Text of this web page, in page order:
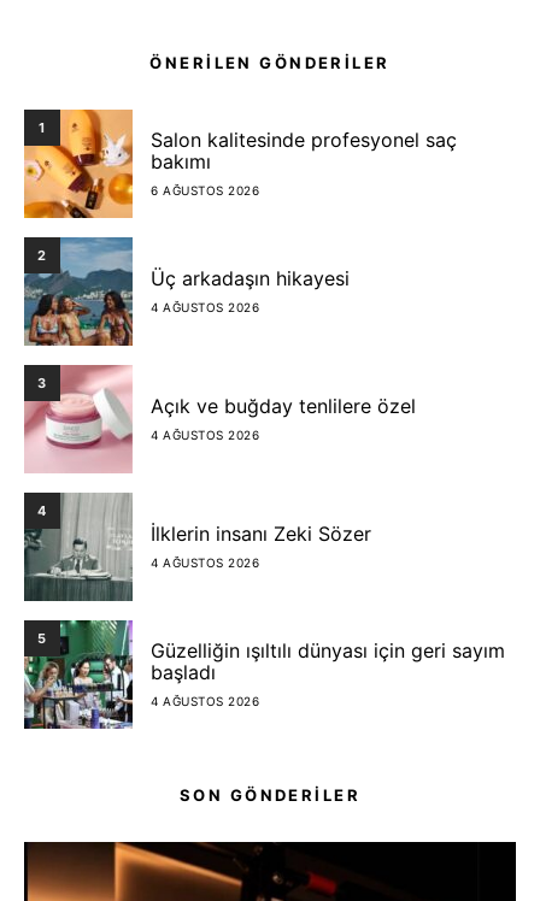
ÖNERİLEN GÖNDERİLER
1
Salon kalitesinde profesyonel saç
bakımı
6 AĞUSTOS 2026
2
Üç arkadaşın hikayesi
4 AĞUSTOS 2026
3
Açık ve buğday tenlilere özel
4 AĞUSTOS 2026
4
İlklerin insanı Zeki Sözer
4 AĞUSTOS 2026
5
Güzelliğin ışıltılı dünyası için geri sayım
başladı
4 AĞUSTOS 2026
SON GÖNDERİLER